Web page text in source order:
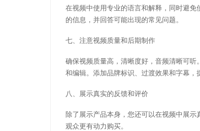
在视频中使用专业的语言和解释，同时避
的信息，并回答可能出现的常见问题。
七、注意视频质量和后期制作
确保视频质量高，清晰度好，音频清晰可
和编辑。添加品牌标识、过渡效果和字幕，
八、展示真实的反馈和评价
除了展示产品本身，您还可以在视频中展
观众更有动力购买。